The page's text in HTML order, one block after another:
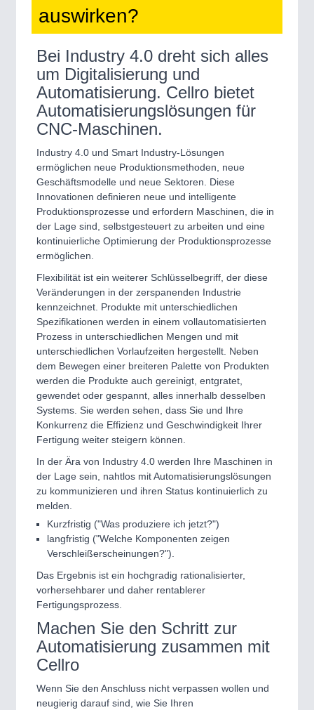
auswirken?
Bei Industry 4.0 dreht sich alles
um Digitalisierung und
Automatisierung. Cellro bietet
Automatisierungslösungen für
CNC-Maschinen.
Industry 4.0 und Smart Industry-Lösungen
ermöglichen neue Produktionsmethoden, neue
Geschäftsmodelle und neue Sektoren. Diese
Innovationen definieren neue und intelligente
Produktionsprozesse und erfordern Maschinen, die in
der Lage sind, selbstgesteuert zu arbeiten und eine
kontinuierliche Optimierung der Produktionsprozesse
ermöglichen.
Flexibilität ist ein weiterer Schlüsselbegriff, der diese
Veränderungen in der zerspanenden Industrie
kennzeichnet. Produkte mit unterschiedlichen
Spezifikationen werden in einem vollautomatisierten
Prozess in unterschiedlichen Mengen und mit
unterschiedlichen Vorlaufzeiten hergestellt. Neben
dem Bewegen einer breiteren Palette von Produkten
werden die Produkte auch gereinigt, entgratet,
gewendet oder gespannt, alles innerhalb desselben
Systems. Sie werden sehen, dass Sie und Ihre
Konkurrenz die Effizienz und Geschwindigkeit Ihrer
Fertigung weiter steigern können.
In der Ära von Industry 4.0 werden Ihre Maschinen in
der Lage sein, nahtlos mit Automatisierungslösungen
zu kommunizieren und ihren Status kontinuierlich zu
melden.
Kurzfristig ("Was produziere ich jetzt?")
langfristig ("Welche Komponenten zeigen
Verschleißerscheinungen?").
Das Ergebnis ist ein hochgradig rationalisierter,
vorhersehbarer und daher rentablerer
Fertigungsprozess.
Machen Sie den Schritt zur
Automatisierung zusammen mit
Cellro
Wenn Sie den Anschluss nicht verpassen wollen und
neugierig darauf sind, wie Sie Ihren